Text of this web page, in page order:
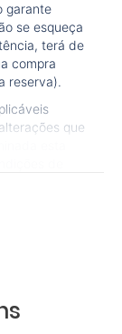
garante
se esqueça
terá de
compra
reserva).
que